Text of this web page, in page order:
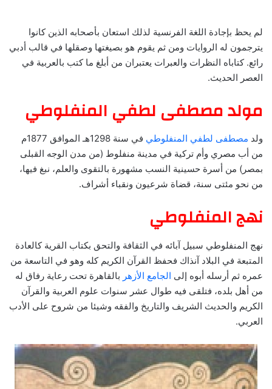
لم يحظ بإجادة اللغة الفرنسية لذلك استعان بأصحابه الذين كانوا
يترجمون له الروايات ومن ثم يقوم هو بصيغتها وصقلها في قالب أدبي
رائع. كتاباه النظرات والعبرات يعتبران من أبلغ ما كتب بالعربية في
العصر الحديث.
مولد مصطفى لطفي المنفلوطي
ولد مصطفى لطفي المنفلوطي
في سنة 1298هـ الموافق 1877م
من أب مصري وأم تركية في مدينة منفلوط (من مدن الوجه القبلى
بمصر) من أسرة حسينية النسب مشهورة بالتقوى والعلم، نبغ فيها،
من نحو مئتى سنة، قضاة شرعيون ونقباء أشراف.
نهج المنفلوطي
نهج المنفلوطي سبيل آبائه في الثقافة والتحق بكتاب القرية كالعادة
المتبعة في البلاد آنذاك فحفظ القرآن الكريم كله وهو في التاسعة من
عمره ثم أرسله أبوه إلى الجامع الأزهر بالقاهرة تحت رعاية رفاق له
من أهل بلده، فتلقى فيه طوال عشر سنوات علوم العربية والقرآن
الكريم والحديث الشريف والتاريخ والفقه وشيئا من شروح على الأدب
العربي.